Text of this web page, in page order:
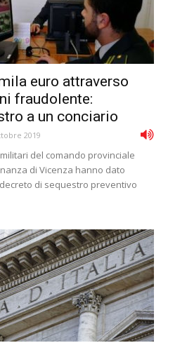
euro attraverso
fraudolente:
a un conciario
2019
del comando provinciale
di Vicenza hanno dato
di sequestro preventivo